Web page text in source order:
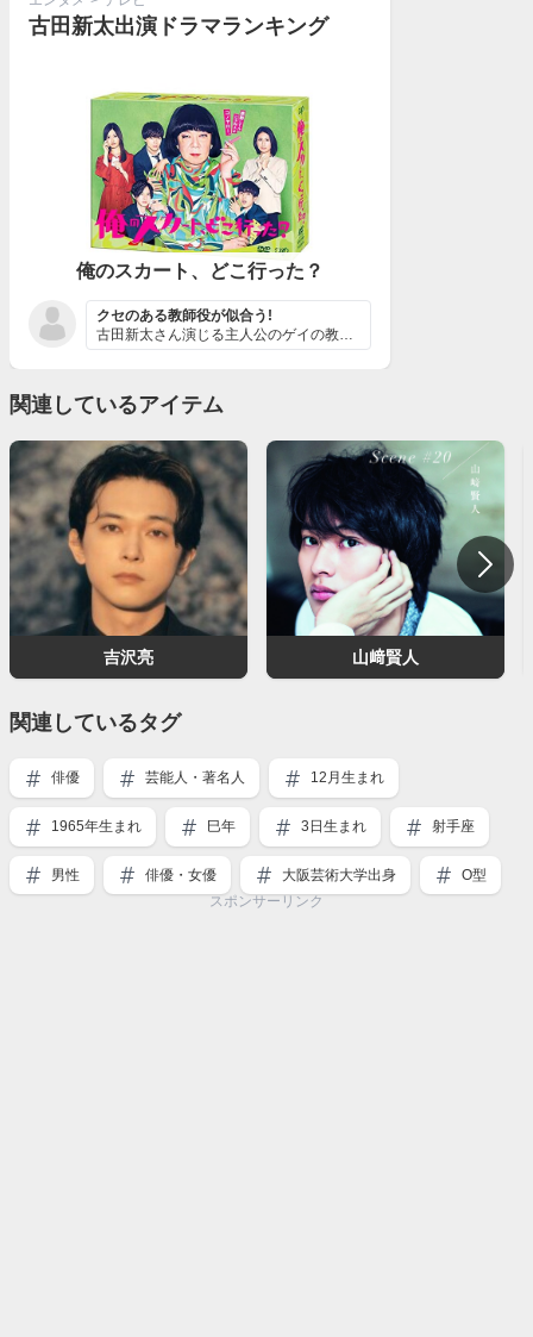
古田新太出演ドラマランキング
俺のスカート、どこ行った？
クセのある教師役が似合う!
古田新太さん演じる主人公のゲイの教師のぶおが型破りな方...
関連しているアイテム
吉沢亮 山﨑賢人
関連しているタグ
俳優 芸能人・著名人 12月生まれ
1965年生まれ 巳年 3日生まれ 射手座
男性 俳優・女優 大阪芸術大学出身
O型
スポンサーリンク